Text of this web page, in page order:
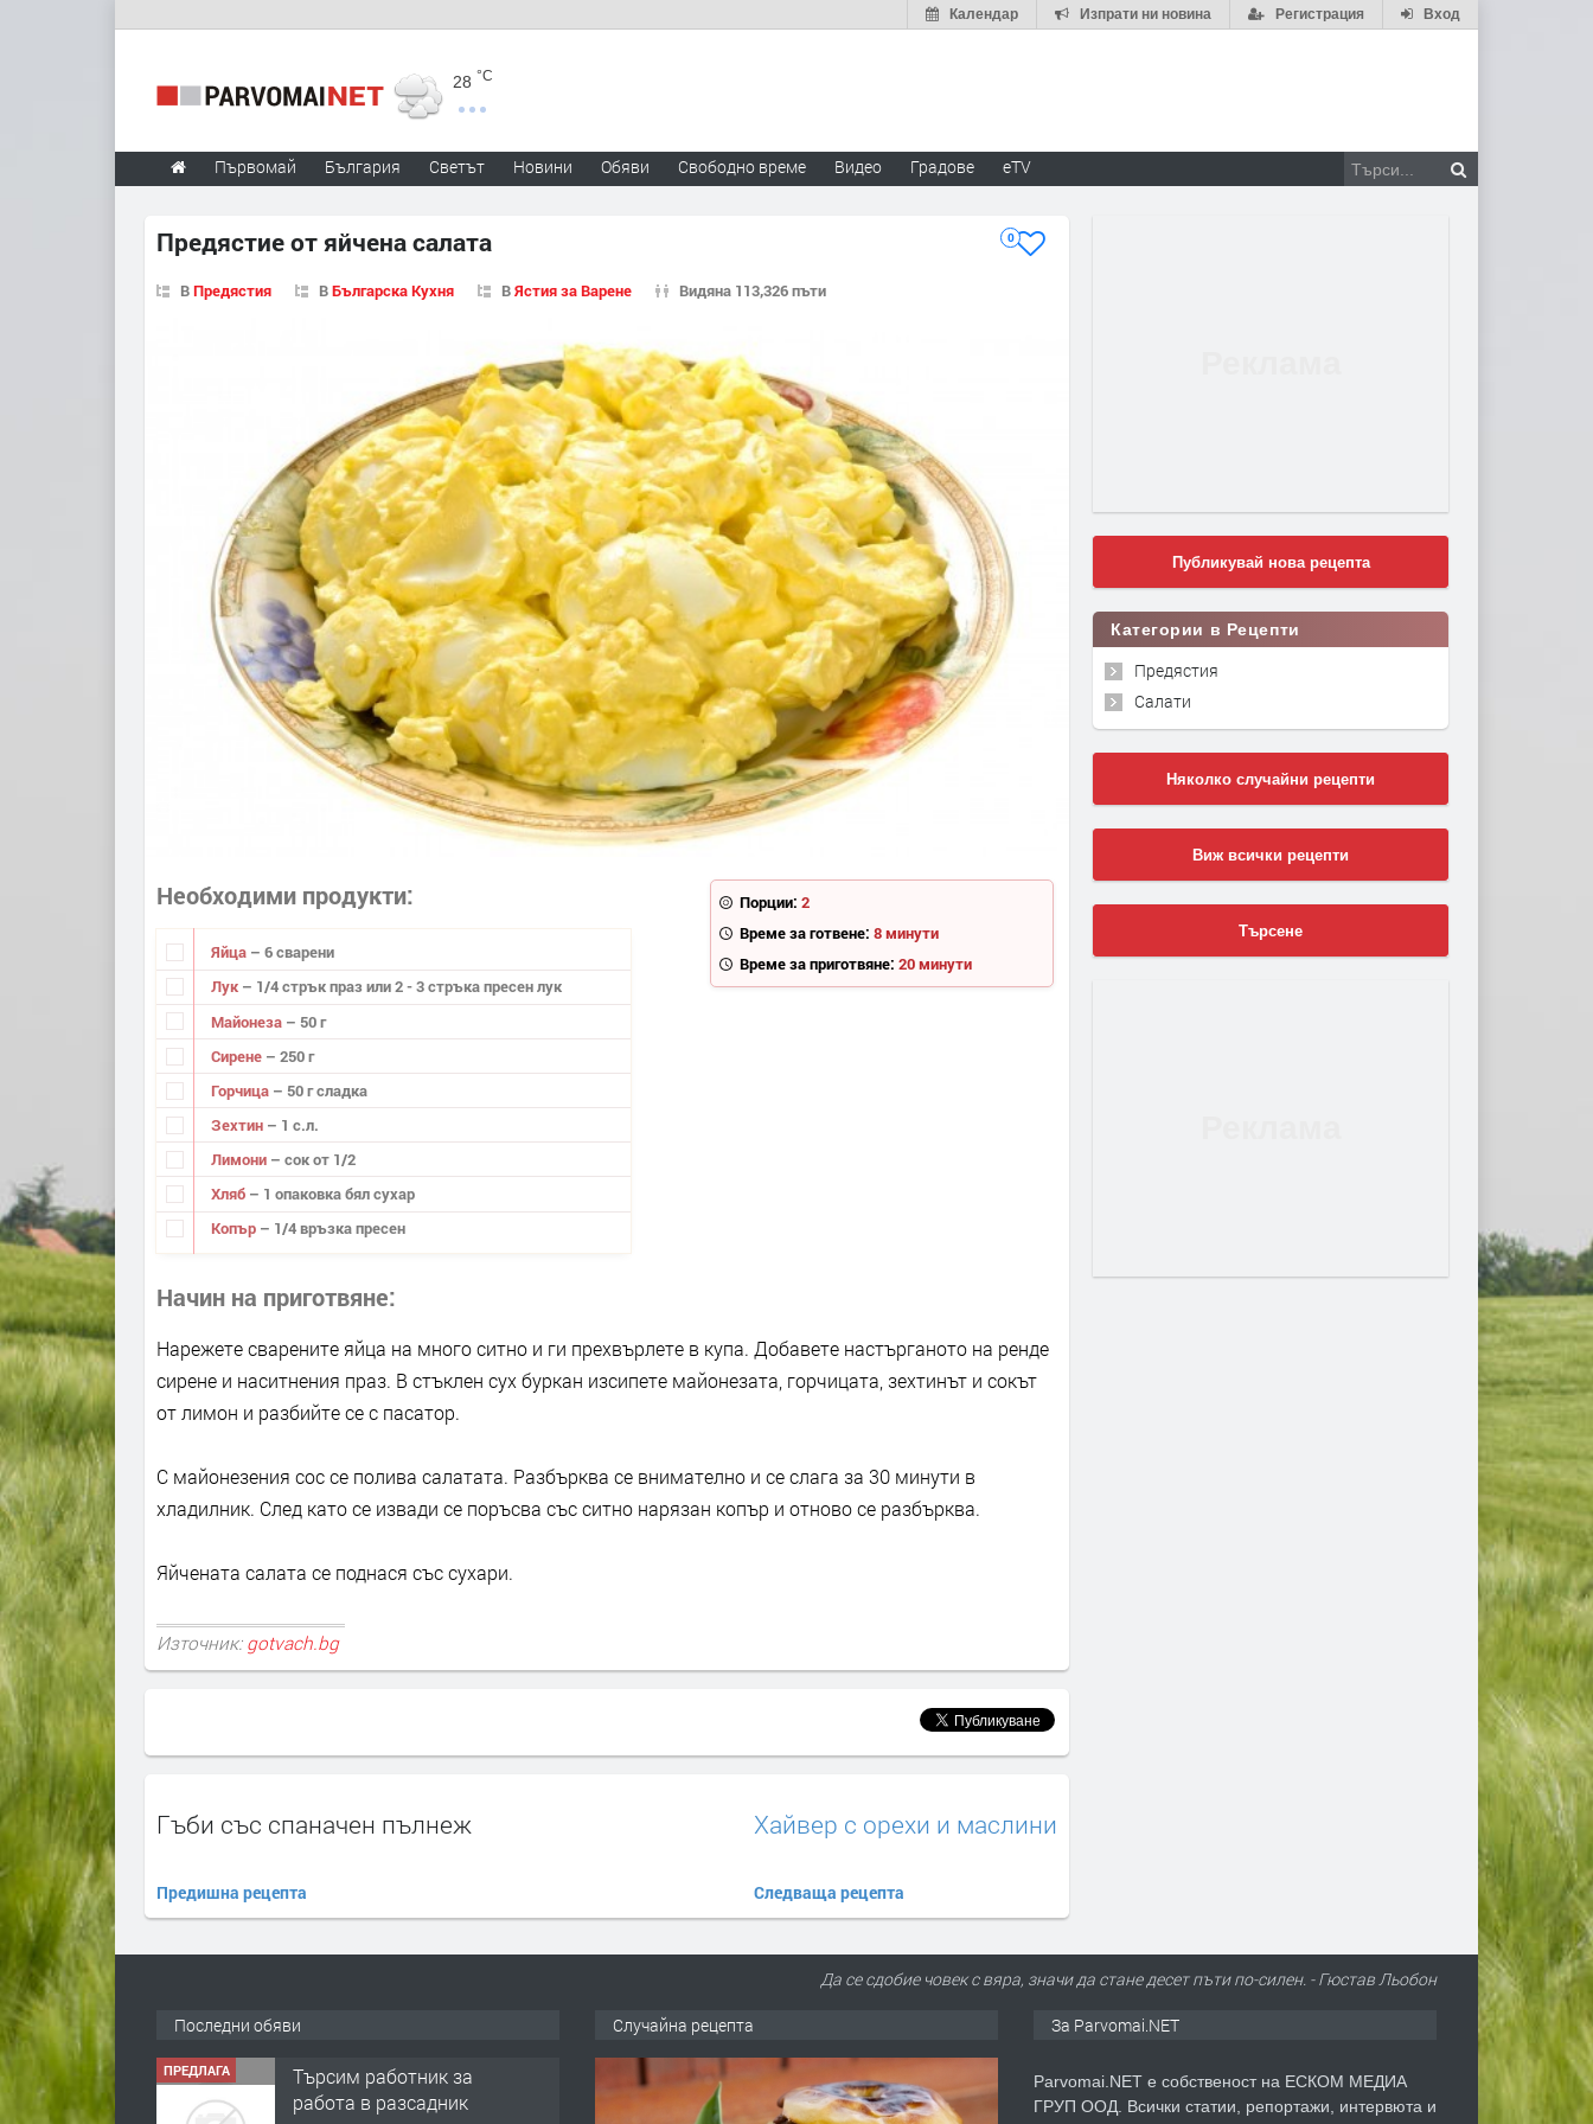
Вход
Регистрация
Изпрати ни новина
Календар
28 °C
Първомай България Светът Новини Обяви Свободно време Видео Градове eTV
Предястие от яйчена салата 0
ВПредястия ВБългарска Кухня ВЯстия за Варене Видяна 113,326 пъти
Порции: 2
Време за готвене: 8 минути
Време за приготвяне: 20 минути
Необходими продукти
Яйца – 6 сварени
Лук – 1/4 стрък праз или 2 - 3 стръка пресен лук
Майонеза – 50 г
Сирене – 250 г
Горчица – 50 г сладка
Зехтин – 1 с.л.
Лимони – сок от 1/2
Хляб – 1 опаковка бял сухар
Копър – 1/4 връзка пресен
Начин на приготвяне
Нарежете сварените яйца на много ситно и ги прехвърлете в купа. Добавете настърганото на ренде
сирене и наситнения праз. В стъклен сух буркан изсипете майонезата, горчицата, зехтинът и сокът
от лимон и разбийте се с пасатор.
С майонезения сос се полива салатата. Разбърква се внимателно и се слага за 30 минути в
хладилник. След като се извади се поръсва със ситно нарязан копър и отново се разбърква.
Яйчената салата се поднася със сухари.
Източник: gotvach.bg
Гъби със спаначен пълнеж
Предишна рецепта
Хайвер с орехи и маслини
Следваща рецепта
Публикувай нова рецепта
Категории в Рецепти
Предястия
Салати
Няколко случайни рецепти
Виж всички рецепти
Търсене
Да се сдобие човек с вяра, значи да стане десет пъти по-силен. - Гюстав Льобон
Последни обяви
ПРЕДЛАГА
Търсим работник за
работа в разсадник
Случайна рецепта За Parvomai.NET
Parvomai.NET е собственост на ЕСКОМ МЕДИА
ГРУП ООД. Всички статии, репортажи, интервюта и